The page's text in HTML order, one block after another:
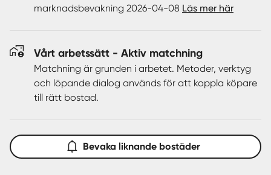
marknadsbevakning 2026-04-08 Läs mer här
Vårt arbetssätt - Aktiv matchning
Matchning är grunden i arbetet. Metoder, verktyg
och löpande dialog används för att koppla köpare
till rätt bostad.
Bevaka liknande bostäder